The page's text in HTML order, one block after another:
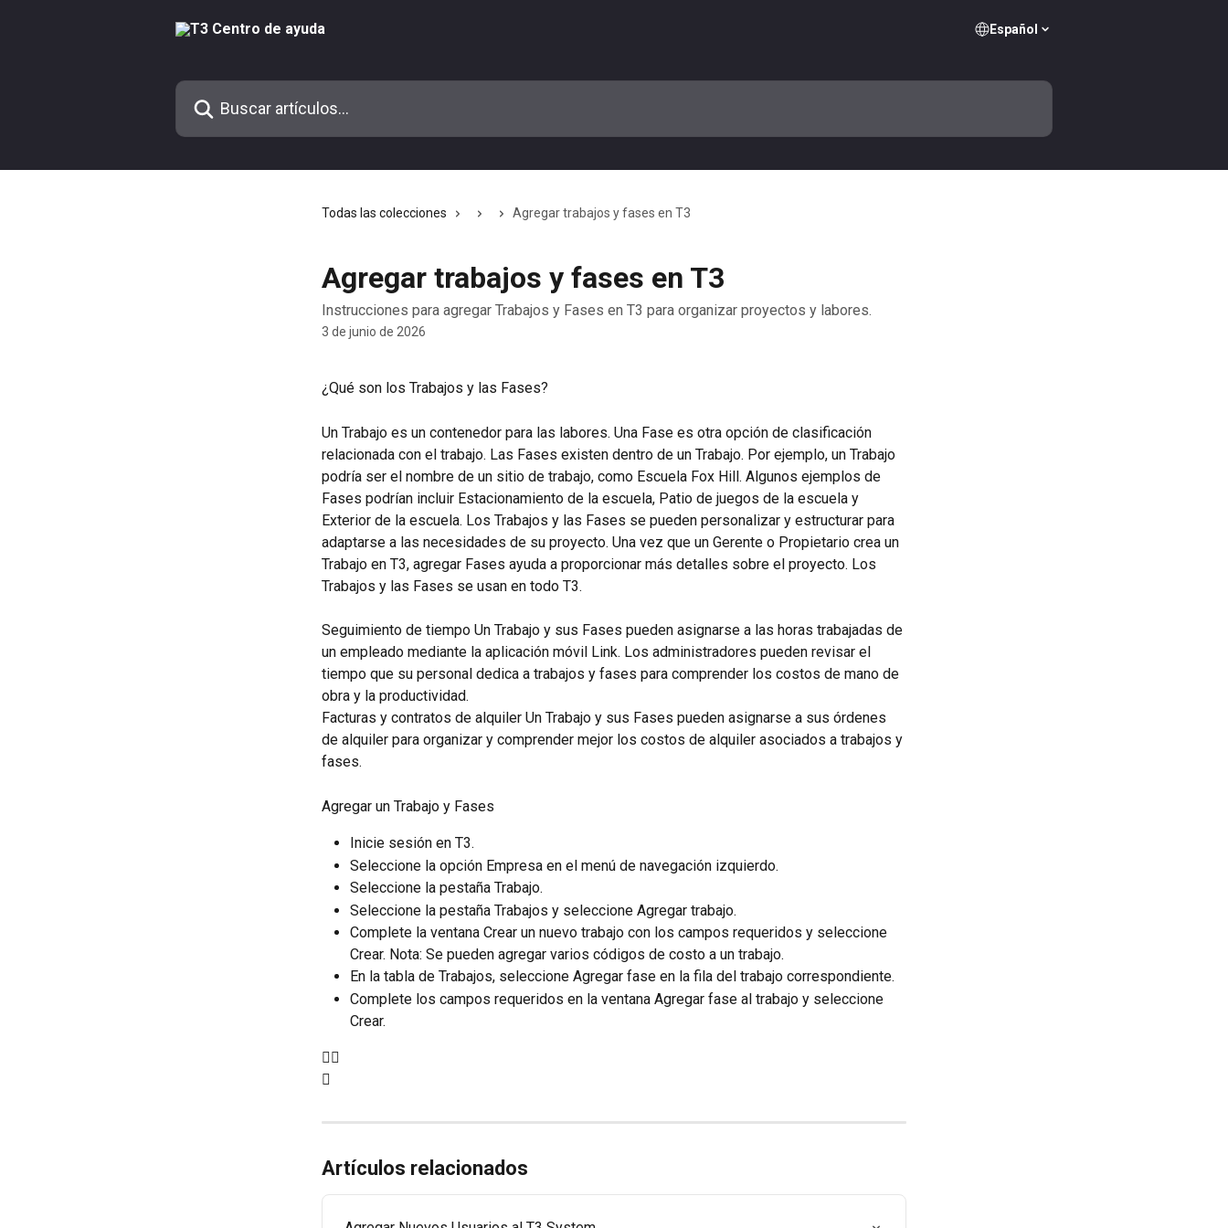
Español
Buscar artículos...
Todas las colecciones Agregar trabajos y fases en T3
Agregar trabajos y fases en T3
Instrucciones para agregar Trabajos y Fases en T3 para organizar proyectos y labores.
3 de junio de 2026
¿Qué son los Trabajos y las Fases?
Un Trabajo es un contenedor para las labores. Una Fase es otra opción de clasificación
relacionada con el trabajo. Las Fases existen dentro de un Trabajo. Por ejemplo, un Trabajo
podría ser el nombre de un sitio de trabajo, como Escuela Fox Hill. Algunos ejemplos de
Fases podrían incluir Estacionamiento de la escuela, Patio de juegos de la escuela y
Exterior de la escuela. Los Trabajos y las Fases se pueden personalizar y estructurar para
adaptarse a las necesidades de su proyecto. Una vez que un Gerente o Propietario crea un
Trabajo en T3, agregar Fases ayuda a proporcionar más detalles sobre el proyecto. Los
Trabajos y las Fases se usan en todo T3.
Seguimiento de tiempo Un Trabajo y sus Fases pueden asignarse a las horas trabajadas de
un empleado mediante la aplicación móvil Link. Los administradores pueden revisar el
tiempo que su personal dedica a trabajos y fases para comprender los costos de mano de
obra y la productividad.
Facturas y contratos de alquiler Un Trabajo y sus Fases pueden asignarse a sus órdenes
de alquiler para organizar y comprender mejor los costos de alquiler asociados a trabajos y
fases.
Agregar un Trabajo y Fases
Inicie sesión en T3.
Seleccione la opción Empresa en el menú de navegación izquierdo.
Seleccione la pestaña Trabajo.
Seleccione la pestaña Trabajos y seleccione Agregar trabajo.
Complete la ventana Crear un nuevo trabajo con los campos requeridos y seleccione
Crear. Nota: Se pueden agregar varios códigos de costo a un trabajo.
En la tabla de Trabajos, seleccione Agregar fase en la fila del trabajo correspondiente.
Complete los campos requeridos en la ventana Agregar fase al trabajo y seleccione
Crear.


Artículos relacionados